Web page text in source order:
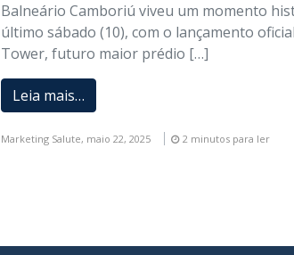
Balneário Camboriú viveu um momento
último sábado (10), com o lançamento
Tower, futuro maior prédio […]
Leia mais…
Marketing Salute, maio 22, 2025 2 minutos para ler